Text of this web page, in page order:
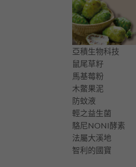
亞積生物科技
鼠尾草籽
馬基莓粉
木鱉果泥
防蚊液
輕之益生菌
駱尼NONI酵素
法屬大溪地
智利的國寶